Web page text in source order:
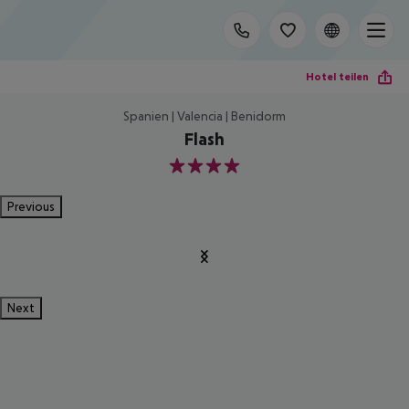
Hotel teilen
Spanien | Valencia | Benidorm
Flash
4
Previous
Next